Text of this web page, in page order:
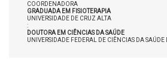
COORDENADORA
GRADUADA EM FISIOTERAPIA
UNIVERSIDADE DE CRUZ ALTA
:
DOUTORA EM CIÊNCIAS DA SAÚDE
UNIVERSIDADE FEDERAL DE CIÊNCIAS DA SAÚDE